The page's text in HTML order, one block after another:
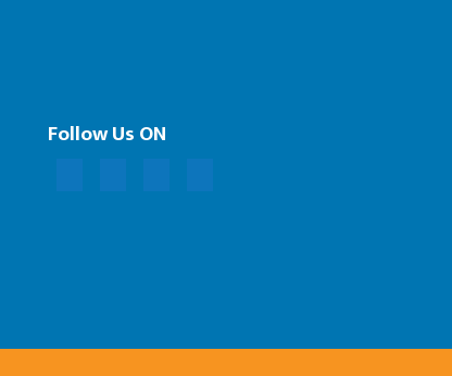
Follow Us ON